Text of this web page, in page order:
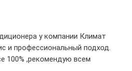
у компании Климат
и профессиональный подход.
100% ,рекомендую всем